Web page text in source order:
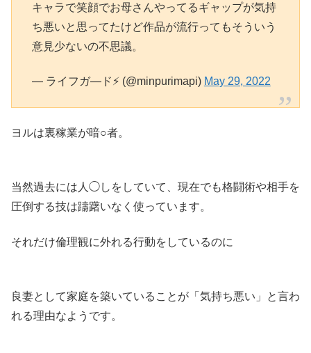
キャラで笑顔でお母さんやってるギャップが気持
ち悪いと思ってたけど作品が流行ってもそういう
意見少ないの不思議。
— ライフガ—ド⚡️ (@minpurimapi) May 29, 2022
ヨルは裏稼業が暗○者。
当然過去には人◯しをしていて、現在でも格闘術や相手を
圧倒する技は躊躇いなく使っています。
それだけ倫理観に外れる行動をしているのに
良妻として家庭を築いていることが「気持ち悪い」と言わ
れる理由なようです。